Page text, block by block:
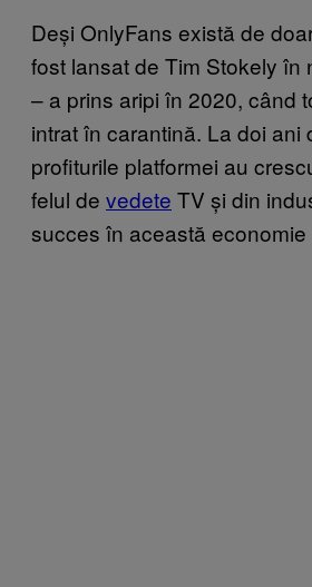
Deși OnlyFans există de
fost lansat de Tim Stokely în
– a prins aripi în 2020, când
intrat în carantină. La doi ani
profiturile platformei au
felul de vedete TV și din
succes în această economie